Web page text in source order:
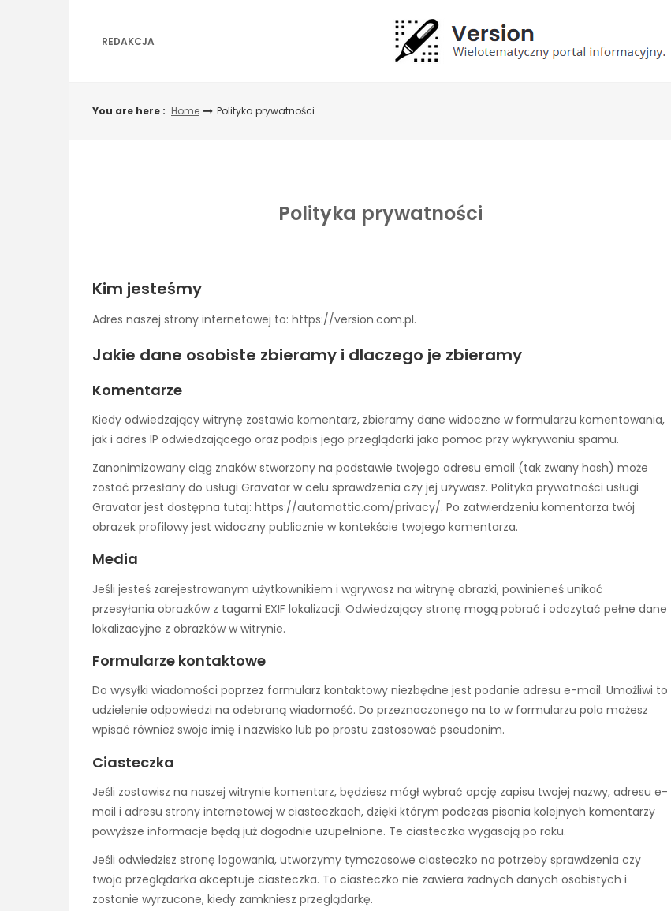
REDAKCJA
You are here : Home Polityka prywatności
Polityka prywatności
Kim jesteśmy
Adres naszej strony internetowej to: https://version.com.pl.
Jakie dane osobiste zbieramy i dlaczego je zbieramy
Komentarze
Kiedy odwiedzający witrynę zostawia komentarz, zbieramy dane widoczne w formularzu komentowania,
jak i adres IP odwiedzającego oraz podpis jego przeglądarki jako pomoc przy wykrywaniu spamu.
Zanonimizowany ciąg znaków stworzony na podstawie twojego adresu email (tak zwany hash) może
zostać przesłany do usługi Gravatar w celu sprawdzenia czy jej używasz. Polityka prywatności usługi
Gravatar jest dostępna tutaj: https://automattic.com/privacy/. Po zatwierdzeniu komentarza twój
obrazek profilowy jest widoczny publicznie w kontekście twojego komentarza.
Media
Jeśli jesteś zarejestrowanym użytkownikiem i wgrywasz na witrynę obrazki, powinieneś unikać
przesyłania obrazków z tagami EXIF lokalizacji. Odwiedzający stronę mogą pobrać i odczytać pełne dane
lokalizacyjne z obrazków w witrynie.
Formularze kontaktowe
Do wysyłki wiadomości poprzez formularz kontaktowy niezbędne jest podanie adresu e-mail. Umożliwi to
udzielenie odpowiedzi na odebraną wiadomość. Do przeznaczonego na to w formularzu pola możesz
wpisać również swoje imię i nazwisko lub po prostu zastosować pseudonim.
Ciasteczka
Jeśli zostawisz na naszej witrynie komentarz, będziesz mógł wybrać opcję zapisu twojej nazwy, adresu e-
mail i adresu strony internetowej w ciasteczkach, dzięki którym podczas pisania kolejnych komentarzy
powyższe informacje będą już dogodnie uzupełnione. Te ciasteczka wygasają po roku.
Jeśli odwiedzisz stronę logowania, utworzymy tymczasowe ciasteczko na potrzeby sprawdzenia czy
twoja przeglądarka akceptuje ciasteczka. To ciasteczko nie zawiera żadnych danych osobistych i
zostanie wyrzucone, kiedy zamkniesz przeglądarkę.